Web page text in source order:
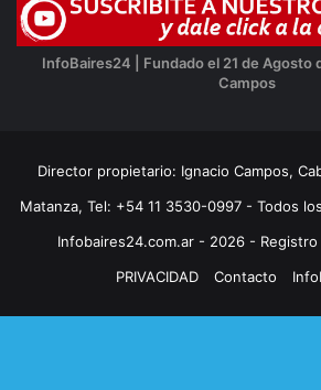
InfoBaires24 | Fundado el 21 de Agosto
Campos
Director propietario: Ignacio Campos,
Matanza, Tel: +54 11 3530-0997 - Todos
Infobaires24.com.ar - 2026 - Registro
PRIVACIDAD
Contacto